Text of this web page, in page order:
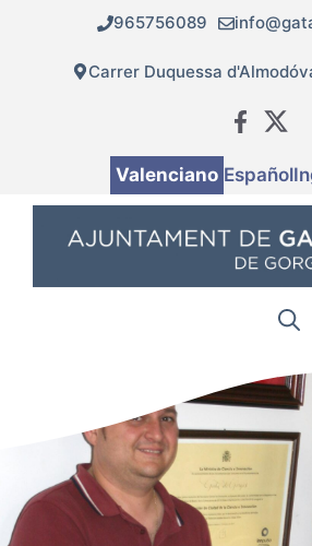
contingut
965756089
Carrer Duquessa
Valenciano Español